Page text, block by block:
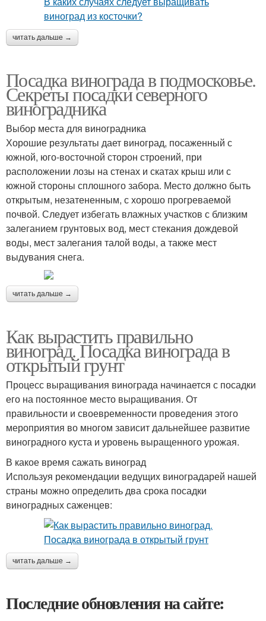
читать дальше →
Посадка винограда в подмосковье.
Секреты посадки северного
виноградника
Выбор места для виноградника
Хорошие результаты дает виноград, посаженный с
южной, юго-восточной сторон строений, при
расположении лозы на стенах и скатах крыш или с
южной стороны сплошного забора. Место должно быть
открытым, незатененным, с хорошо прогреваемой
почвой. Следует избегать влажных участков с близким
залеганием грунтовых вод, мест стекания дождевой
воды, мест залегания талой воды, а также мест
выдувания снега.
читать дальше →
Как вырастить правильно
виноград. Посадка винограда в
открытый грунт
Процесс выращивания винограда начинается с посадки
его на постоянное место выращивания. От
правильности и своевременности проведения этого
мероприятия во многом зависит дальнейшее развитие
виноградного куста и уровень выращенного урожая.
В какое время сажать виноград
Используя рекомендации ведущих виноградарей нашей
страны можно определить два срока посадки
виноградных саженцев:
читать дальше →
Последние обновления на сайте: